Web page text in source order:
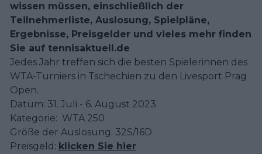
wissen müssen, einschließlich der
Teilnehmerliste, Auslosung, Spielpläne,
Ergebnisse, Preisgelder und vieles mehr finden
Sie auf tennisaktuell.de
Jedes Jahr treffen sich die besten Spielerinnen des
WTA-Turniers in Tschechien zu den Livesport Prag
Open.
Datum: 31. Juli - 6. August 2023
Kategorie: WTA 250
Größe der Auslosung: 32S/16D
Preisgeld: klicken Sie hier